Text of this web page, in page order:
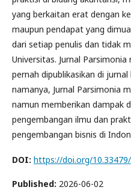
yang berkaitan erat dengan
maupun pendapat yang
dari setiap penulis dan tidak
Universitas. Jurnal
pernah dipublikasikan di
namanya, Jurnal Parsimonia
namun memberikan dampak
pengembangan ilmu dan
pengembangan bisnis di
DOI: https://doi.org/
Published: 2026-06-02